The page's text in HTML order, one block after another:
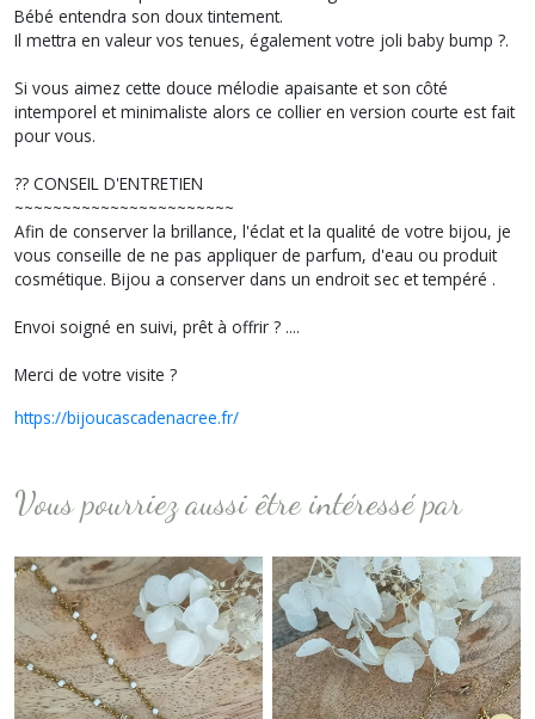
Bébé entendra son doux tintement.
Il mettra en valeur vos tenues, également votre joli baby bump ?.
Si vous aimez cette douce mélodie apaisante et son côté
intemporel et minimaliste alors ce collier en version courte est fait
pour vous.
?? CONSEIL D'ENTRETIEN
~~~~~~~~~~~~~~~~~~~~~~~
Afin de conserver la brillance, l'éclat et la qualité de votre bijou, je
vous conseille de ne pas appliquer de parfum, d'eau ou produit
cosmétique. Bijou a conserver dans un endroit sec et tempéré .
Envoi soigné en suivi, prêt à offrir ? ....
Merci de votre visite ?
https://bijoucascadenacree.fr/
Vous pourriez aussi être intéressé par